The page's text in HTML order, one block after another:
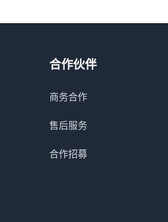
合作伙伴
商务合作
售后服务
合作招募